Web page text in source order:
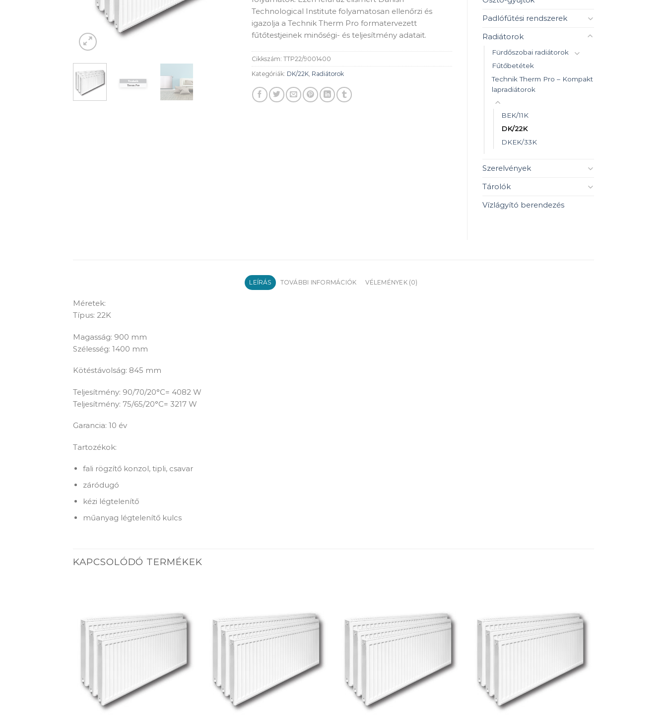
Technological Institute folyamatosan ellenőrzi és
igazolja a Technik Therm Pro formatervezett
fűtőtestjeinek minőségi- és teljesítmény adatait.
Cikkszám: TTP22/9001400
Kategóriák: DK/22K Radiátorok
Padlófűtési rendszerek
Radiátorok
Fürdőszobai radiátorok
Fűtőbetétek
Technik Therm Pro – Kompakt
lapradiátorok
BEK/11K
DK/22K
DKEK/33K
Szerelvények
Tárolók
Vízlágyító berendezés
LEÍRÁS TOVÁBBI INFORMÁCIÓK VÉLEMÉNYEK (0)
Méretek:
Típus: 22K
Magasság: 900 mm
Szélesség: 1400 mm
Kötéstávolság: 845 mm
Teljesítmény: 90/70/20°C= 4082 W
Teljesítmény: 75/65/20°C= 3217 W
Garancia: 10 év
Tartozékok:
fali rögzítő konzol, tipli, csavar
záródugó
kézi légtelenítő
műanyag légtelenítő kulcs
KAPCSOLÓDÓ TERMÉKEK
Add to
wishlist
Add to
wishlist
Add to
wishlist
Add to
wishlist